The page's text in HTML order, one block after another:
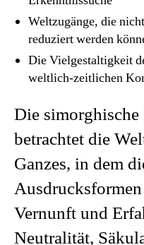
Weltzugänge, die
reduziert werden
Die Vielgestaltigkeit
weltlich-zeitlichen
Die
betrachtet die
Ganzes, in dem
Vernunft und
Neutralität,